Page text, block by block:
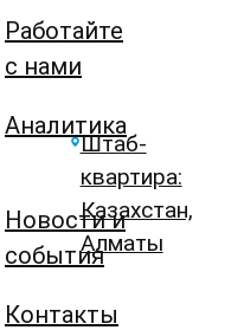
Работайте
с нами
Аналитика
Новости и
события
Контакты
Штаб-
квартира:
Казахстан,
Алматы